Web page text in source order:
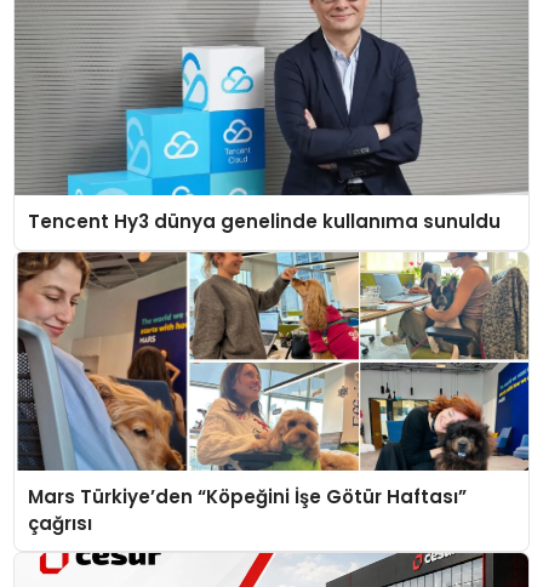
Tencent Hy3 dünya genelinde kullanıma sunuldu
Mars Türkiye’den “Köpeğini İşe Götür Haftası”
çağrısı